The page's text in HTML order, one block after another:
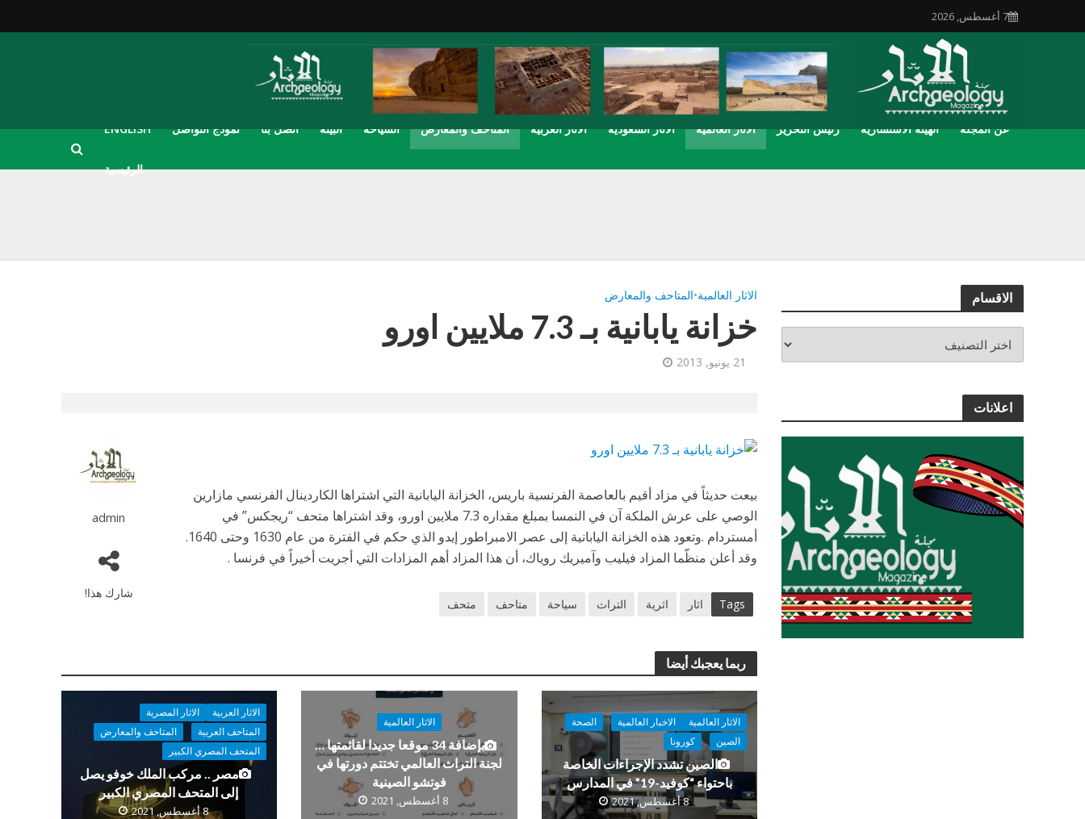
7 أغسطس, 2026
ENGLISH نموذج التواصل اتصل بنا البيئة السياحة المتاحف والمعارض الاثار العربية الاثار السعودية الاثار العالمية رئيس التحرير الهيئة الاستشارية عن المجلة
الرئيسية
الاثار العالمية•المتاحف والمعارض
خزانة يابانية بـ 7.3 ملايين اورو
21 يونيو, 2013
admin
شارك هذا!
بيعت حديثاً في مزاد أقيم بالعاصمة الفرنسية باريس، الخزانة اليابانية التي اشتراها الكاردينال الفرنسي مازارين
الوصي على عرش الملكة آن في النمسا بمبلغ مقداره 7.3 ملايين اورو، وقد اشتراها متحف “ريجكس” في
أمستردام .وتعود هذه الخزانة اليابانية إلى عصر الامبراطور إيدو الذي حكم في الفترة من عام 1630 وحتى 1640.
وقد أعلن منظّما المزاد فيليب وآميريك روياك، أن هذا المزاد أهم المزادات التي أجريت أخيراً في فرنسا .
Tags اثار اثرية التراث سياحة متاحف متحف
ربما يعجبك أيضا
الاثار العالمية الاخبار العالمية
الصحة
الصين
كورونا
الصين تشدد الإجراءات الخاصة
باحتواء “كوفيد-19” في المدارس
8 أغسطس, 2021
الاثار العالمية
بإضافة 34 موقعا جديدا لقائمتها …
لجنة التراث العالمي تختتم دورتها في
فوتشو الصينية
8 أغسطس, 2021
الاثار العربية
الاثار المصرية
المتاحف العربية
المتاحف والمعارض
المتحف المصري الكبير
مصر .. مركب الملك خوفو يصل
إلى المتحف المصري الكبير
8 أغسطس, 2021
الاقسام
اعلانات